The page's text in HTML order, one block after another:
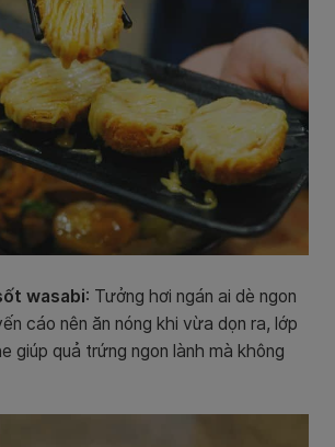
wasabi: Tưởng hơi ngán ai dè ngon
cáo nên ăn nóng khi vừa dọn ra, lớp
giúp quả trứng ngon lành mà không